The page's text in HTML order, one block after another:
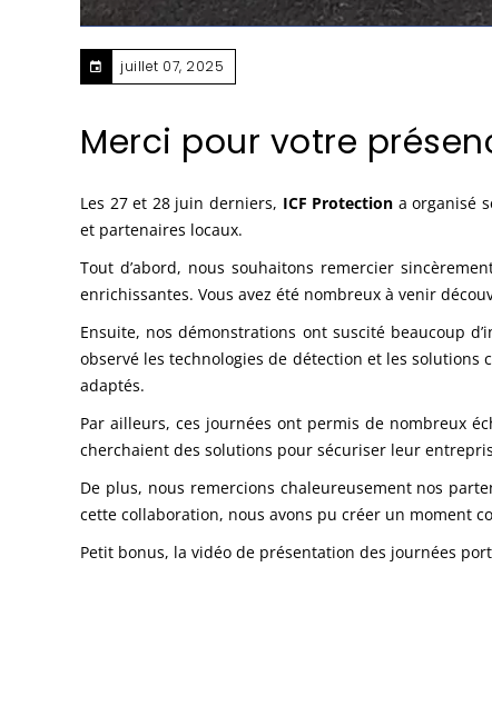
juillet 07, 2025
Merci pour votre
Les 27 et 28 juin derniers, ICF Protection a organisé
et partenaires locaux.
Tout d’abord, nous souhaitons remercier
enrichissantes. Vous avez été nombreux à venir
Ensuite, nos démonstrations ont suscité beaucoup
observé les technologies de détection et les solutions
adaptés.
Par ailleurs, ces journées ont permis de nombreux
cherchaient des solutions pour sécuriser leur
De plus, nous remercions chaleureusement nos
cette collaboration, nous avons pu créer un moment
Petit bonus, la vidéo de présentation des journées